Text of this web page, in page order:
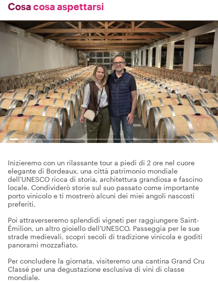
Cosa cosa aspettarsi
Inizieremo con un rilassante tour a piedi di 2 ore nel cuore
elegante di Bordeaux, una città patrimonio mondiale
dell'UNESCO ricca di storia, architettura grandiosa e fascino
locale. Condividerò storie sul suo passato come importante
porto vinicolo e ti mostrerò alcuni dei miei angoli nascosti
preferiti.
Poi attraverseremo splendidi vigneti per raggiungere Saint-
Émilion, un altro gioiello dell'UNESCO. Passeggia per le sue
strade medievali, scopri secoli di tradizione vinicola e goditi
panorami mozzafiato.
Per concludere la giornata, visiteremo una cantina Grand Cru
Classé per una degustazione esclusiva di vini di classe
mondiale.